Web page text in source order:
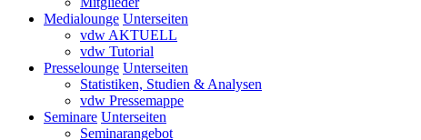
Medialounge Unterseiten
vdw AKTUELL
vdw Tutorial
Presselounge Unterseiten
Statistiken, Studien & Analysen
vdw Pressemappe
Seminare Unterseiten
Seminarangebot